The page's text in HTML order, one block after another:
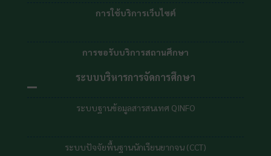
การใช้บริการเว็บไซต์
การขอรับบริการสถานศึกษา
ระบบบริหารการจัดการศึกษา
ระบบฐานข้อมูลสารสนเทศ QINFO
ระบบปัจจัยพื้นฐานนักเรียนยากจน (CCT)